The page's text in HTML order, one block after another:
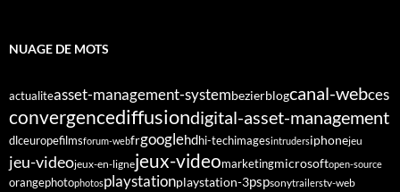
NUAGE DE MOTS
actualiteasset-management-systembezierblogcanal-webces
convergencediffusiondigital-asset-management
dlceuropefilmsforum-webfrgooglehdhi-techimagesintrudersiphonejeu
jeu-videojeux-en-lignejeux-videomarketingmicrosoftopen-source
orangephotophotosplaystationplaystation-3pspsonytrailerstv-web